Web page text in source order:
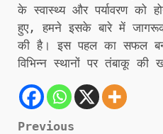
के स्वास्थ्य और पर्यावरण को
हुए, हमने इसके बारे में
की है। इस पहल का सफल
विभिन्न स्थानों पर तंबाकू की
Previous